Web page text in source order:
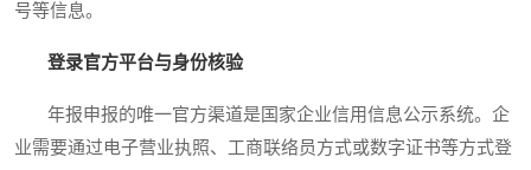
号等信息。
登录官方平台与身份核验
年报申报的唯一官方渠道是国家企业信用信息公示系统。企
业需要通过电子营业执照、工商联络员方式或数字证书等方式登